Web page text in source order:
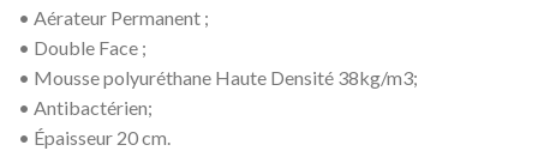
• Aérateur Permanent ;
• Double Face ;
• Mousse polyuréthane Haute Densité 38kg/m3;
• Antibactérien;
• Épaisseur 20 cm.